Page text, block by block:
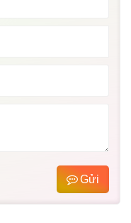
Gửi